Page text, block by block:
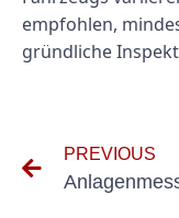
empfohlen,
gründliche
PREVIOUS